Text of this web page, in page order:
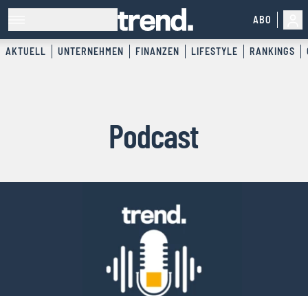
ABO
AKTUELL UNTERNEHMEN FINANZEN LIFESTYLE RANKINGS
Podcast